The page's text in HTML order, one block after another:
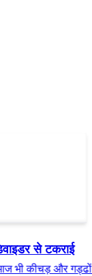
से टकराई
कीचड़ और गड्ढों में